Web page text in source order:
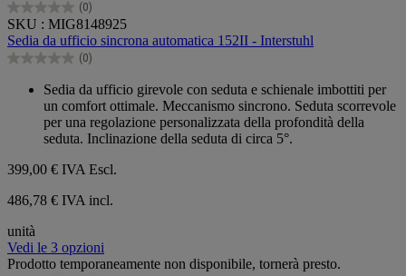
(0)
0.0
su
5
stelle.
SKU : MIG8148925
Sedia da ufficio sincrona automatica 152II - Interstuhl
(0)
0.0
Sedia da ufficio girevole con seduta e schienale imbottiti per
un comfort ottimale. Meccanismo sincrono. Seduta scorrevole
per una regolazione personalizzata della profondità della
seduta. Inclinazione della seduta di circa 5°.
399,00 € IVA Escl.
486,78 € IVA incl.
unità
Vedi le 3 opzioni
Prodotto temporaneamente non disponibile, tornerà presto.